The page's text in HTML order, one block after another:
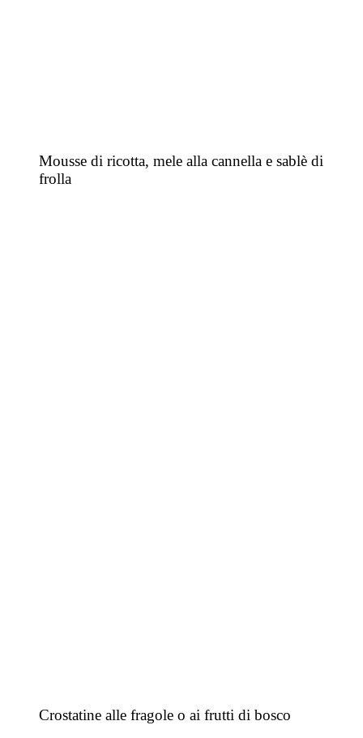
Mousse di ricotta, mele alla cannella e sablè di
frolla
Crostatine alle fragole o ai frutti di bosco